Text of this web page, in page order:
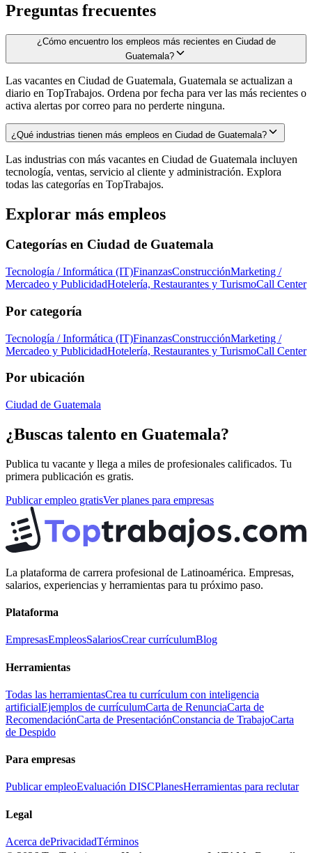
Preguntas frecuentes
¿Cómo encuentro los empleos más recientes en Ciudad de
Guatemala?
Las vacantes en Ciudad de Guatemala, Guatemala se actualizan a
diario en TopTrabajos. Ordena por fecha para ver las más recientes o
activa alertas por correo para no perderte ninguna.
¿Qué industrias tienen más empleos en Ciudad de Guatemala?
Las industrias con más vacantes en Ciudad de Guatemala incluyen
tecnología, ventas, servicio al cliente y administración. Explora
todas las categorías en TopTrabajos.
Explorar más empleos
Categorías en Ciudad de Guatemala
Tecnología / Informática (IT)FinanzasConstrucciónMarketing /
Mercadeo y PublicidadHotelería, Restaurantes y TurismoCall Center
Por categoría
Tecnología / Informática (IT)FinanzasConstrucciónMarketing /
Mercadeo y PublicidadHotelería, Restaurantes y TurismoCall Center
Por ubicación
Ciudad de Guatemala
¿Buscas talento en Guatemala?
Publica tu vacante y llega a miles de profesionales calificados. Tu
primera publicación es gratis.
Publicar empleo gratisVer planes para empresas
La plataforma de carrera profesional de Latinoamérica. Empresas,
salarios, experiencias y herramientas para tu próximo paso.
Plataforma
EmpresasEmpleosSalariosCrear currículumBlog
Herramientas
Todas las herramientasCrea tu currículum con inteligencia
artificialEjemplos de currículumCarta de RenunciaCarta de
RecomendaciónCarta de PresentaciónConstancia de TrabajoCarta
de Despido
Para empresas
Publicar empleoEvaluación DISCPlanesHerramientas para reclutar
Legal
Acerca dePrivacidadTérminos